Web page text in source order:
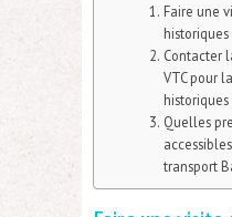
Faire une
historiques
Contacter
VTC pour
historiques
Quelles
transport